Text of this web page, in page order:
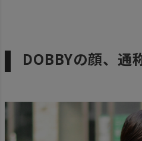
DOBBYの顔、通